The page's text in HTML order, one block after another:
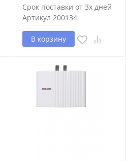
Срок поставки от 3х дней
Артикул 200134
В корзину